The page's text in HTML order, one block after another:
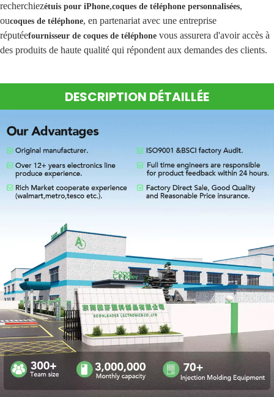
recherchiezétuis pour iPhone,coques de téléphone personnalisées,
oucoques de téléphone, en partenariat avec une entreprise
réputéefournisseur de coques de téléphone vous assurera d'avoir accès à
des produits de haute qualité qui répondent aux demandes des clients.
DESCRIPTION DÉTAILLÉE